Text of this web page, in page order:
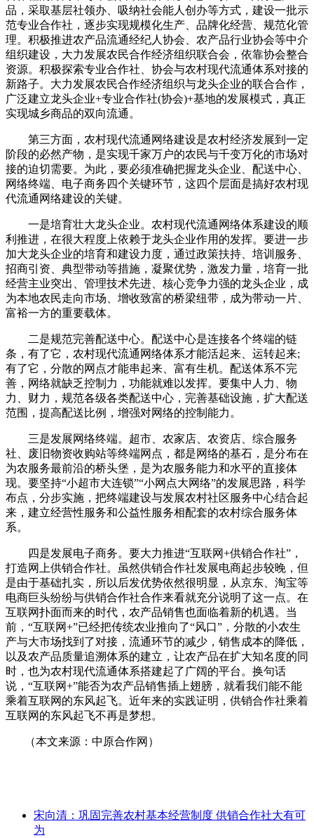
品，采取基层社领办、吸纳社会能人创办等方式，建设一批示
范专业合作社，逐步实现规模化生产、品牌化经营、规范化管
理。积极推进农产品流通经纪人协会、农产品行业协会等中介
组织建设，大力发展农民合作经济组织联合会，依靠协会整合
资源。积极探索专业合作社、协会与农村现代流通体系对接的
新路子。大力发展农民合作经济组织与龙头企业的联合合作，
广泛建立龙头企业+专业合作社(协会)+基地的发展模式，真正
实现城乡商品的双向流通。
第三方面，农村现代流通网络建设是农村经济发展到一定
阶段的必然产物，是实现千家万户的农民与千变万化的市场对
接的迫切需要。为此，要必须准确把握龙头企业、配送中心、
网络终端、电子商务四个关键环节，这四个层面是搞好农村现
代流通网络建设的关键。
一是培育壮大龙头企业。农村现代流通网络体系建设的顺
利推进，在很大程度上依赖于龙头企业作用的发挥。要进一步
加大龙头企业的培育和建设力度，通过政策扶持、培训服务、
招商引资、典型带动等措施，凝聚优势，激发力量，培育一批
经营主业突出、管理技术先进、核心竞争力强的龙头企业，成
为本地农民走向市场、增收致富的桥梁纽带，成为带动一片、
富裕一方的重要载体。
二是规范完善配送中心。配送中心是连接各个终端的链
条，有了它，农村现代流通网络体系才能活起来、运转起来;
有了它，分散的网点才能串起来、富有生机。配送体系不完
善，网络就缺乏控制力，功能就难以发挥。要集中人力、物
力、财力，规范各级各类配送中心，完善基础设施，扩大配送
范围，提高配送比例，增强对网络的控制能力。
三是发展网络终端。超市、农家店、农资店、综合服务
社、废旧物资收购站等终端网点，都是网络的基石，是分布在
为农服务最前沿的桥头堡，是为农服务能力和水平的直接体
现。要坚持“小超市大连锁”“小网点大网络”的发展思路，科学
布点，分步实施，把终端建设与发展农村社区服务中心结合起
来，建立经营性服务和公益性服务相配套的农村综合服务体
系。
四是发展电子商务。要大力推进“互联网+供销合作社”，
打造网上供销合作社。虽然供销合作社发展电商起步较晚，但
是由于基础扎实，所以后发优势依然很明显，从京东、淘宝等
电商巨头纷纷与供销合作社合作来看就充分说明了这一点。在
互联网扑面而来的时代，农产品销售也面临着新的机遇。当
前，“互联网+”已经把传统农业推向了“风口”，分散的小农生
产与大市场找到了对接，流通环节的减少，销售成本的降低，
以及农产品质量追溯体系的建立，让农产品在扩大知名度的同
时，也为农村现代流通体系搭建起了广阔的平台。换句话
说，“互联网+”能否为农产品销售插上翅膀，就看我们能不能
乘着互联网的东风起飞。近年来的实践证明，供销合作社乘着
互联网的东风起飞不再是梦想。
（本文来源：中原合作网）
宋向清：巩固完善农村基本经营制度 供销合作社大有可
为